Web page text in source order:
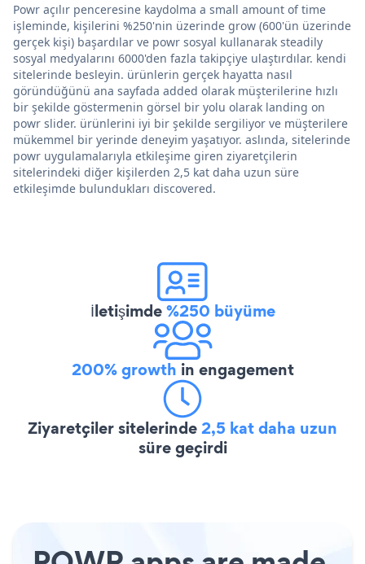
Powr açılır penceresine kaydolma a small amount of time
işleminde, kişilerini %250'nin üzerinde grow (600'ün üzerinde
gerçek kişi) başardılar ve powr sosyal kullanarak steadily
sosyal medyalarını 6000'den fazla takipçiye ulaştırdılar. kendi
sitelerinde besleyin. ürünlerin gerçek hayatta nasıl
göründüğünü ana sayfada added olarak müşterilerine hızlı
bir şekilde göstermenin görsel bir yolu olarak landing on
powr slider. ürünlerini iyi bir şekilde sergiliyor ve müşterilere
mükemmel bir yerinde deneyim yaşatıyor. aslında, sitelerinde
powr uygulamalarıyla etkileşime giren ziyaretçilerin
sitelerindeki diğer kişilerden 2,5 kat daha uzun süre
etkileşimde bulundukları discovered.
İletişimde%250 büyüme
200% growth in engagement
Ziyaretçiler sitelerinde2,5 kat daha uzun
süre geçirdi